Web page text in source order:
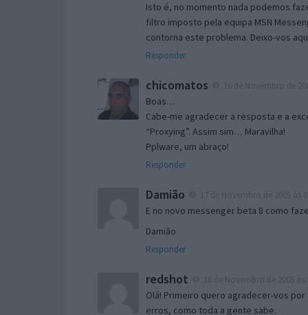
Isto é, no momento nada podemos
filtro imposto pela equipa MSN
contorna este problema. Deixo-vos
Responder
chicomatos
Boas…
Cabe-me agradecer a resposta e a
“Proxying”. Assim sim… Maravilha!
Pplware, um abraço!
Responder
Damião
E no novo messenger beta 8 como
Damião
Responder
redshot
Olá! Primeiro quero agradecer-vos
erros, como toda a gente sabe.